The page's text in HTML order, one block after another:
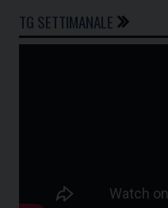
TG SETTIMANALE